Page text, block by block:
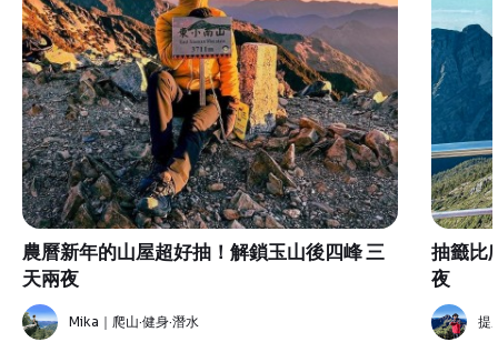
農曆新年的山屋超好抽！解鎖玉山後四峰 三
天兩夜
Mika｜爬山·健身·潛水
抽籤比
夜
提